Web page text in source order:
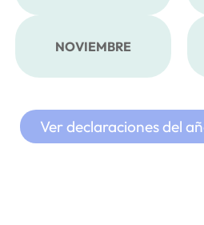
NOVIEMBRE
Ver declaraciones del